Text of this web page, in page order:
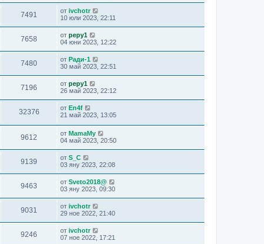
7491 от ivchotr
10 юли 2023, 22:11
7658 от pepy1
04 юни 2023, 12:22
7480 от Ради-1
30 май 2023, 22:51
7196 от pepy1
26 май 2023, 22:12
32376 от En4f
21 май 2023, 13:05
9612 от MamaMy
04 май 2023, 20:50
9139 от S_C
03 яну 2023, 22:08
9463 от Sveto2018@
03 яну 2023, 09:30
9031 от ivchotr
29 ное 2022, 21:40
9246 от ivchotr
07 ное 2022, 17:21